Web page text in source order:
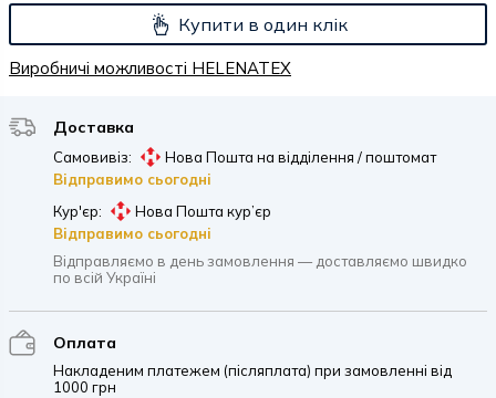
Купити в один клік
Виробничі можливості HELENATEX
Доставка
Самовивіз:
Нова Пошта на відділення / поштомат
Відправимо сьогодні
Кур'єр:
Нова Пошта кур’єр
Відправимо сьогодні
Відправляємо в день замовлення — доставляємо швидко
по всій Україні
Оплата
Накладеним платежем (післяплата) при замовленні від
1000 грн